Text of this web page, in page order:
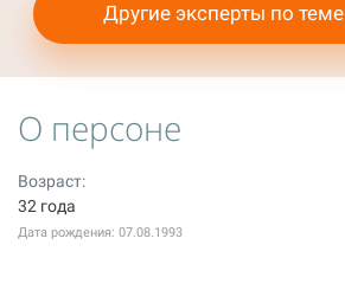
Другие эксперты по теме
О персоне
Возраст:
32 года
Дата рождения: 07.08.1993